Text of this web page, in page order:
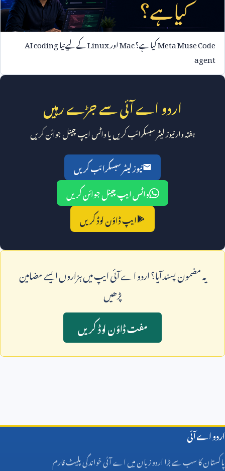
Meta Muse Codeکیا ہے؟MacاورLinuxکے لیے نیاAI coding
agent
اردو اے آئی سے جڑے رہیں
ہفتہ وار نیوز لیٹر سبسکرائب کریں یا واٹس ایپ چینل جوائن کریں
نیوز لیٹر سبسکرائب کریں
واٹس ایپ چینل جوائن کریں
ایپ ڈاؤن لوڈ کریں
يہ مضمون پسند آيا؟ اردو اے آئی ايپ ميں ہزاروں ايسے مضامين
پڑھيں
مفت ڈاؤن لوڈ کريں
اردو اے آئی
پاکستان کا سب سے بڑا اردو زبان میں اے آئی خواندگی پلیٹ فارم